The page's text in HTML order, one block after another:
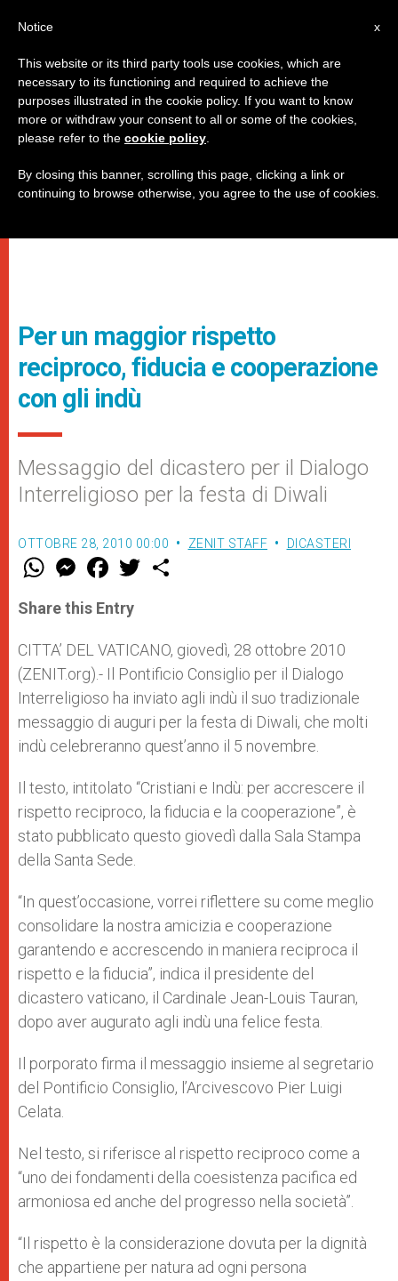
Per un maggior rispetto
reciproco, fiducia e cooperazione
con gli indù
Messaggio del dicastero per il Dialogo
Interreligioso per la festa di Diwali
OTTOBRE 28, 2010 00:00 ZENIT STAFF DICASTERI
W
t
s
p
p
M
e
s
e
g
e
r
F
a
e
b
o
k
w
r
Share this Entry
CITTA’ DEL VATICANO, giovedì, 28 ottobre 2010
(ZENIT.org).- Il Pontificio Consiglio per il Dialogo
Interreligioso ha inviato agli indù il suo tradizionale
messaggio di auguri per la festa di Diwali, che molti
indù celebreranno quest’anno il 5 novembre.
Il testo, intitolato “Cristiani e Indù: per accrescere il
rispetto reciproco, la fiducia e la cooperazione”, è
stato pubblicato questo giovedì dalla Sala Stampa
della Santa Sede.
“In quest’occasione, vorrei riflettere su come meglio
consolidare la nostra amicizia e cooperazione
garantendo e accrescendo in maniera reciproca il
rispetto e la fiducia”, indica il presidente del
dicastero vaticano, il Cardinale Jean-Louis Tauran,
dopo aver augurato agli indù una felice festa.
Il porporato firma il messaggio insieme al segretario
del Pontificio Consiglio, l’Arcivescovo Pier Luigi
Celata.
Nel testo, si riferisce al rispetto reciproco come a
“uno dei fondamenti della coesistenza pacifica ed
armoniosa ed anche del progresso nella società”.
“Il rispetto è la considerazione dovuta per la dignità
che appartiene per natura ad ogni persona
x
Notice
This website or its third party tools use cookies, which are
necessary to its functioning and required to achieve the
purposes illustrated in the cookie policy. If you want to know
more or withdraw your consent to all or some of the cookies,
please refer to the cookie policy
By closing this banner, scrolling this page, clicking a link or
continuing to browse otherwise, you agree to the use of cookies.